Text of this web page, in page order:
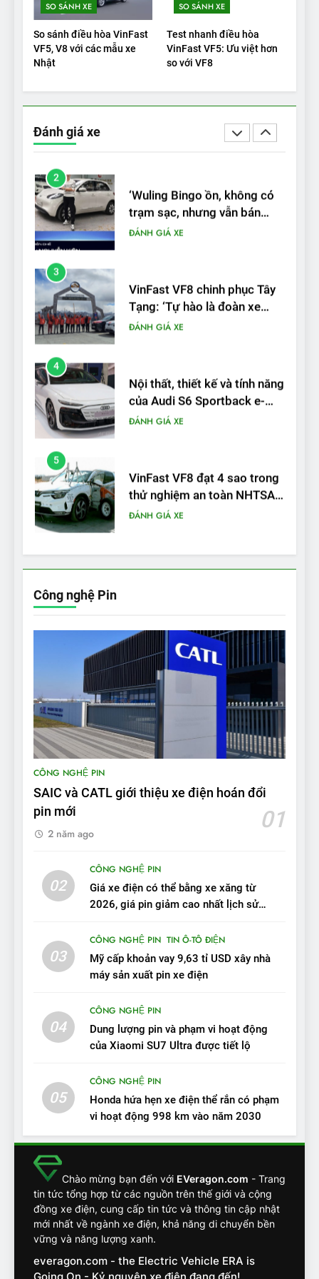
SO SÁNH XE
So sánh điều hòa VinFast
VF5, V8 với các mẫu xe
Nhật
SO SÁNH XE
Test nhanh điều hòa
VinFast VF5: Ưu việt hơn
so với VF8
Đánh giá xe
Xe tốt nhất để mua năm
2025: Green Car Reports
nêu tên 5 người vào chung
kết – Mỹ
ĐÁNH GIÁ XE
‘Wuling Bingo ồn, không có
trạm sạc, nhưng vẫn bán
được nếu biết cách’
3
VinFast VF8 chinh phục Tây
Tạng: ‘Tự hào là đoàn xe
điện Việt Nam đầu tiên lăn
ĐÁNH GIÁ XE
4
Nội thất, thiết kế và tính năng
của Audi S6 Sportback e-
tron
ĐÁNH GIÁ XE
5
VinFast VF8 đạt 4 sao trong
thử nghiệm an toàn NHTSA
tại Mỹ
ĐÁNH GIÁ XE
6
Hệ thống treo đa điểm –
trang bị “đáng từng xu” trên
VinFast VF 6
ĐÁNH GIÁ XE
7
Lái thử VF6: Khách hàng
Bài kiểm tra của Mỹ về đối
thủ Tesla Model 3 của BYD:
‘Nó sang trọng hơn nhiều’
ĐÁNH GIÁ XE
9
BYD Seal 06 DM-i PHEV có
chất lượng tương xứng
ĐÁNH GIÁ XE
10
VinFast VF 7 tấm tắc: “Hơn
hẳn xe xăng”
ĐÁNH GIÁ XE
Người dùng nhận xét về
VinFast VF7: Độ hoàn thiện
tốt, lái hay nhất tầm giá 1 tỷ
đồng
12
VinFast VF7 – Mẫu xe cá
ĐÁNH GIÁ XE
Chuyên gia tiết lộ bài test
đối về an toàn trên VinFast
VF8
ĐÁNH GIÁ XE
14
VinFast VF7 đang bỏ xa
như thế nào?
ĐÁNH GIÁ XE
Công nghệ Pin
CÔNG NGHỆ PIN
SAIC và CATL giới thiệu xe điện hoán đổi
pin mới
01
2 năm ago
02
CÔNG NGHỆ PIN
Giá xe điện có thể bằng xe xăng từ
2026, giá pin giảm cao nhất lịch sử
03
CÔNG NGHỆ PIN TIN Ô-TÔ ĐIỆN
Mỹ cấp khoản vay 9,63 tỉ USD xây nhà
máy sản xuất pin xe điện
04
CÔNG NGHỆ PIN
Dung lượng pin và phạm vi hoạt động
của Xiaomi SU7 Ultra được tiết lộ
05
CÔNG NGHỆ PIN
Honda hứa hẹn xe điện thể rắn có phạm
vi hoạt động 998 km vào năm 2030
Chào mừng bạn đến với EVeragon.com - Trang
tin tức tổng hợp từ các nguồn trên thế giới và cộng
đồng xe điện, cung cấp tin tức và thông tin cập nhật
mới nhất về ngành xe điện, khả năng di chuyển bền
vững và năng lượng xanh.
everagon.com - the Electric Vehicle ERA is
Going On - Kỷ nguyên xe điện đang đến!